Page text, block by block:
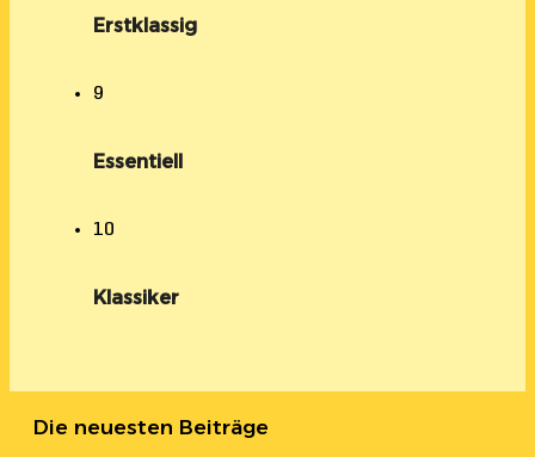
Erstklassig
9
Essentiell
10
Klassiker
Die neuesten Beiträge